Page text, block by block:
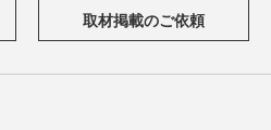
取材掲載のご依頼